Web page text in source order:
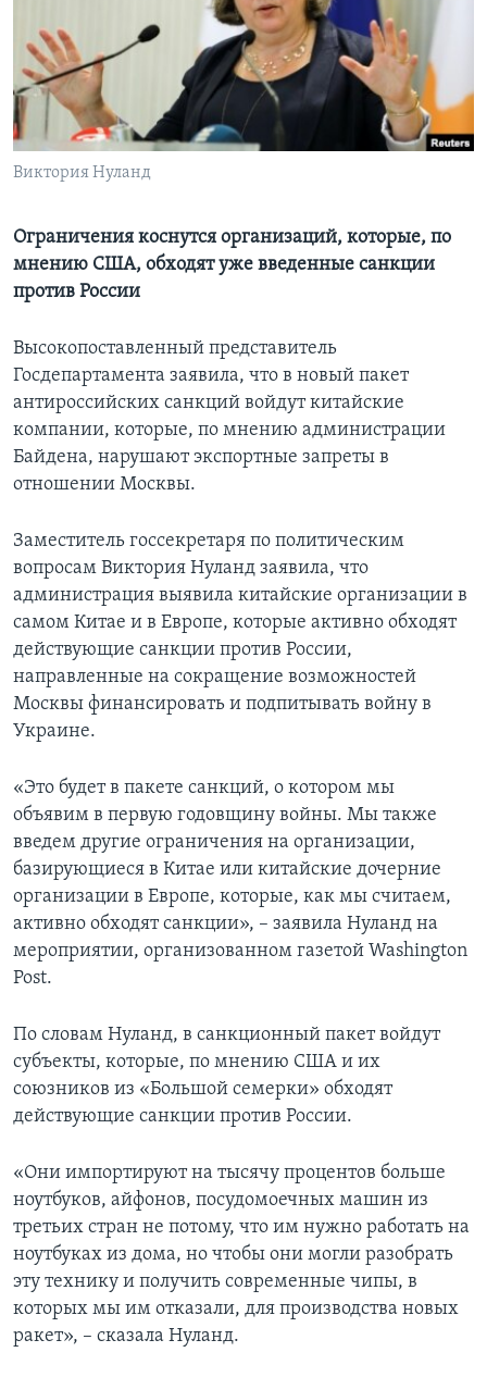
Learning English
СОЦИАЛЬНЫЕ СЕТИ
Виктория Нуланд
Ограничения коснутся организаций, которые, по
мнению США, обходят уже введенные санкции
против России
Высокопоставленный представитель
Госдепартамента заявила, что в новый пакет
антироссийских санкций войдут китайские
компании, которые, по мнению администрации
Байдена, нарушают экспортные запреты в
отношении Москвы.
Заместитель госсекретаря по политическим
вопросам Виктория Нуланд заявила, что
администрация выявила китайские организации в
самом Китае и в Европе, которые активно обходят
действующие санкции против России,
направленные на сокращение возможностей
Москвы финансировать и подпитывать войну в
Украине.
«Это будет в пакете санкций, о котором мы
объявим в первую годовщину войны. Мы также
введем другие ограничения на организации,
базирующиеся в Китае или китайские дочерние
организации в Европе, которые, как мы считаем,
активно обходят санкции», – заявила Нуланд на
мероприятии, организованном газетой Washington
Post.
По словам Нуланд, в санкционный пакет войдут
субъекты, которые, по мнению США и их
союзников из «Большой семерки» обходят
действующие санкции против России.
«Они импортируют на тысячу процентов больше
ноутбуков, айфонов, посудомоечных машин из
третьих стран не потому, что им нужно работать на
ноутбуках из дома, но чтобы они могли разобрать
эту технику и получить современные чипы, в
которых мы им отказали, для производства новых
ракет», – сказала Нуланд.